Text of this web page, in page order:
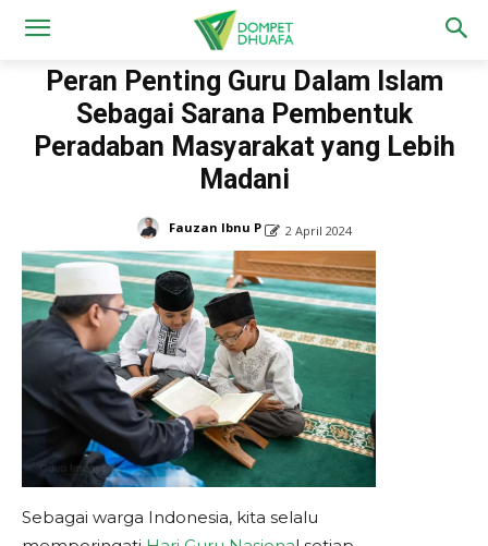
Home Inspirasi
Peran Penting Guru Dalam Islam
Sebagai Sarana Pembentuk
Peradaban Masyarakat yang Lebih
Madani
Fauzan Ibnu P 2 April 2024
Sebagai warga Indonesia, kita selalu